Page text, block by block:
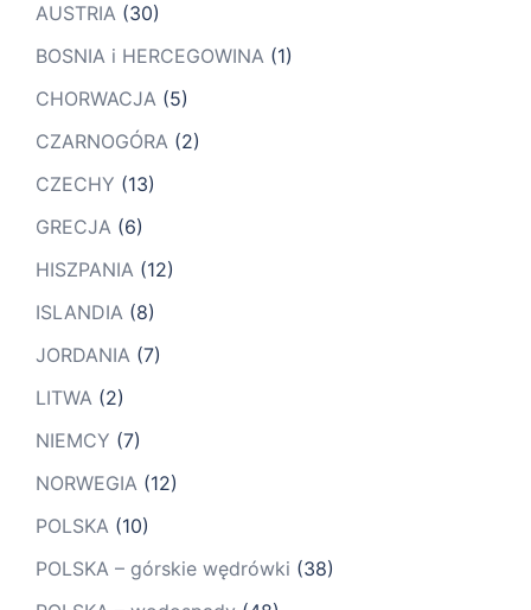
AUSTRIA (30)
BOSNIA i HERCEGOWINA (1)
CHORWACJA (5)
CZARNOGÓRA (2)
CZECHY (13)
GRECJA (6)
HISZPANIA (12)
ISLANDIA (8)
JORDANIA (7)
LITWA (2)
NIEMCY (7)
NORWEGIA (12)
POLSKA (10)
POLSKA – górskie wędrówki (38)